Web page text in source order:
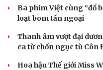
Ba phim Việt cùng “đổ
loạt bom tấn ngoại
Thanh âm vượt đại
ca từ chốn ngục tù Côn
Hoa hậu Thế giới Miss